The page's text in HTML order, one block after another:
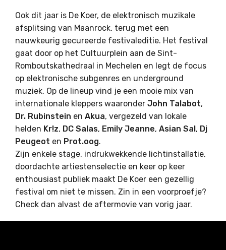
Ook dit jaar is De Koer, de elektronisch muzikale
afsplitsing van Maanrock, terug met een
nauwkeurig gecureerde festivaleditie. Het festival
gaat door op het Cultuurplein aan de Sint-
Romboutskathedraal in Mechelen en legt de focus
op elektronische subgenres en underground
muziek. Op de lineup vind je een mooie mix van
internationale kleppers waaronder John Talabot,
Dr. Rubinstein en Akua, vergezeld van lokale
helden Kr!z, DC Salas, Emily Jeanne, Asian Sal , Dj
Peugeot en Prot.oog.
Zijn enkele stage, indrukwekkende lichtinstallatie,
doordachte artiestenselectie en keer op keer
enthousiast publiek maakt De Koer een gezellig
festival om niet te missen. Zin in een voorproefje?
Check dan alvast de aftermovie van vorig jaar.